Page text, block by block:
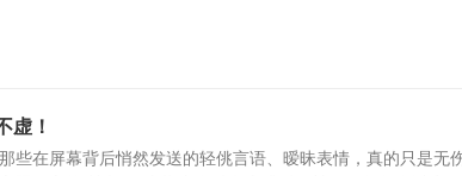
虚！
些在屏幕背后悄然发送的轻佻言语、暧昧表情，真的只是无